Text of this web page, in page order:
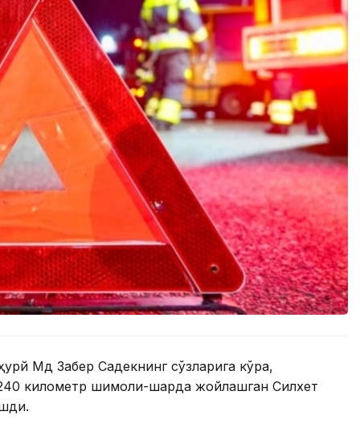
Мд Забер Садекнинг сўзларига кўра,
километр шимоли-шарқда жойлашган Силхет